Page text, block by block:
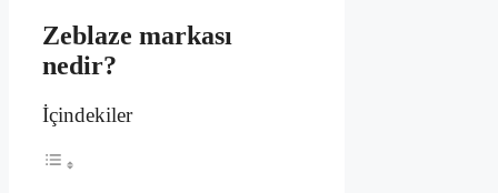
Zeblaze markası
nedir?
İçindekiler